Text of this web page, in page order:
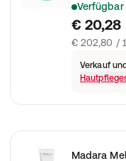
Verfügbar
Der milde 2-
€ 20,28
€ 202,80 /
Verkauf
Madara